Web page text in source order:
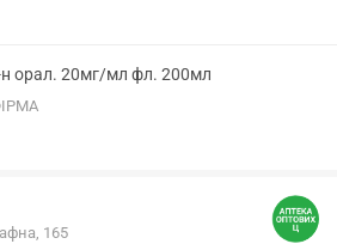
орал. 20мг/мл фл. 200мл
165